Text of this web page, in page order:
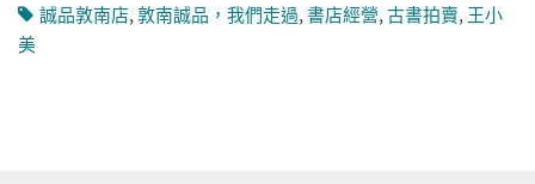
誠品敦南店,敦南誠品，我們走過,書店經營,古書拍賣,王小
美